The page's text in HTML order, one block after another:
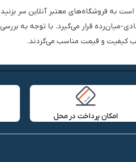
است به فروشگاه‌های معتبر آنلاین سر
میان‌رده قرار می‌گیرد. با توجه به
کیفیت و قیمت مناسب می‌گردند.
امکان پرداخت در محل